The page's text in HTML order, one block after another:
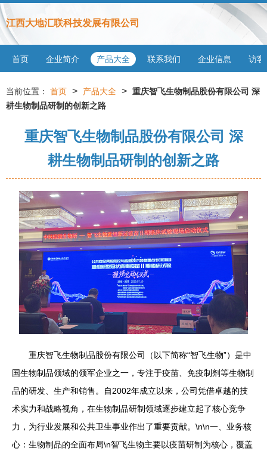
江西大地汇联科技发展有限公司
首页 企业简介 产品大全 联系我们 企业信息 访客
当前位置： 首页 > 产品大全 > 重庆智飞生物制品股份有限公司 深
耕生物制品研制的创新之路
重庆智飞生物制品股份有限公司 深
耕生物制品研制的创新之路
重庆智飞生物制品股份有限公司（以下简称“智飞生物”）是中
国生物制品领域的领军企业之一，专注于疫苗、免疫制剂等生物制
品的研发、生产和销售。自2002年成立以来，公司凭借卓越的技
术实力和战略视角，在生物制品研制领域逐步建立起了核心竞争
力，为行业发展和公共卫生事业作出了重要贡献。\n\n一、业务核
心：生物制品的全面布局\n智飞生物主要以疫苗研制为核心，覆盖